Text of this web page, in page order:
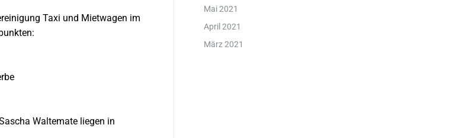
Taxi und Mietwagen im
Waltemate liegen in
Mai 2021
April 2021
März 2021